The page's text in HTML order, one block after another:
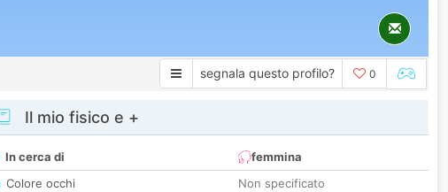
segnala questo profilo? 0
Il mio fisico e +
In cerca di
femmina
Colore occhi
Non specificato